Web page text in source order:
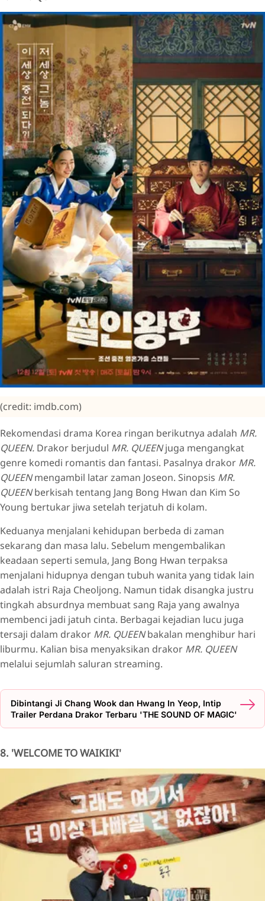
(credit: imdb.com)
Rekomendasi drama Korea ringan berikutnya adalah MR.
QUEEN. Drakor berjudul MR. QUEENjuga mengangkat
genre komedi romantis dan fantasi. Pasalnya drakor MR.
QUEENmengambil latar zaman Joseon. Sinopsis MR.
QUEENberkisah tentang Jang Bong Hwan dan Kim So
Young bertukar jiwa setelah terjatuh di kolam.
Keduanya menjalani kehidupan berbeda di zaman
sekarang dan masa lalu. Sebelum mengembalikan
keadaan seperti semula, Jang Bong Hwan terpaksa
menjalani hidupnya dengan tubuh wanita yang tidak lain
adalah istri Raja Cheoljong. Namun tidak disangka justru
tingkah absurdnya membuat sang Raja yang awalnya
membenci jadi jatuh cinta. Berbagai kejadian lucu juga
tersaji dalam drakor MR. QUEENbakalan menghibur hari
liburmu. Kalian bisa menyaksikan drakor MR. QUEEN
melalui sejumlah saluran streaming.
Dibintangi Ji Chang Wook dan Hwang In Yeop, Intip
Trailer Perdana Drakor Terbaru 'THE SOUND OF MAGIC'
8. 'WELCOME TO WAIKIKI'